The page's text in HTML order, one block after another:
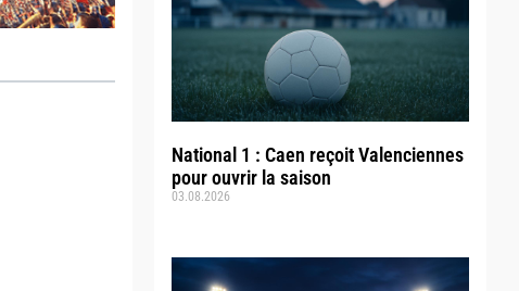
National 1 : Caen reçoit Valenciennes
pour ouvrir la saison
03.08.2026